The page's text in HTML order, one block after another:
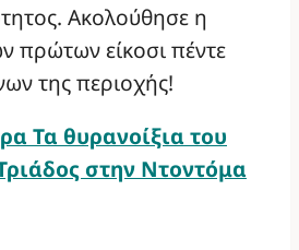
Ακολούθησε η
πρώτων είκοσι πέντε
της περιοχής!
Τα θυρανοίξια του
στην Ντοντόμα